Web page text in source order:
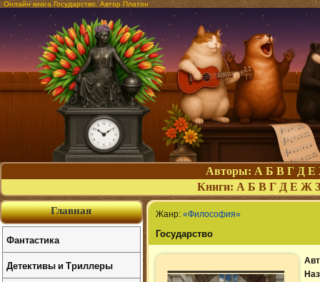
Онлайн книга Государство. Автор Платон
Авторы: А Б В Г Д Е
Книги: А Б В Г Д Е Ж З
Жанр: «Философия»
Государство
Главная
Фантастика
Детективы и Триллеры